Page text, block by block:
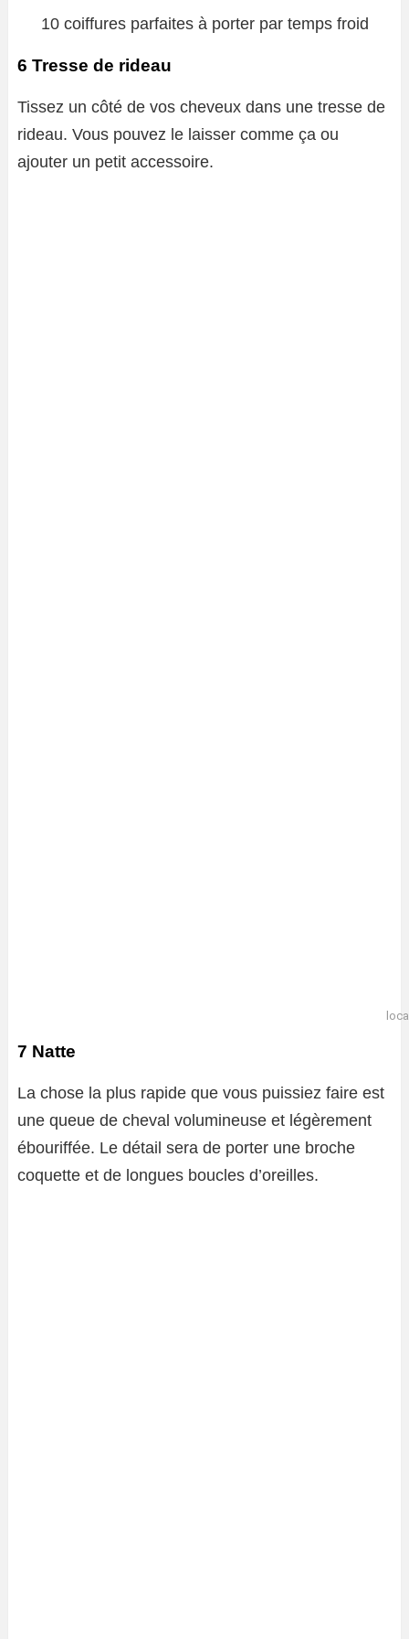
10 coiffures parfaites à porter par temps froid
6 Tresse de rideau
Tissez un côté de vos cheveux dans une tresse de
rideau. Vous pouvez le laisser comme ça ou
ajouter un petit accessoire.
7 Natte
La chose la plus rapide que vous puissiez faire est
une queue de cheval volumineuse et légèrement
ébouriffée. Le détail sera de porter une broche
coquette et de longues boucles d’oreilles.